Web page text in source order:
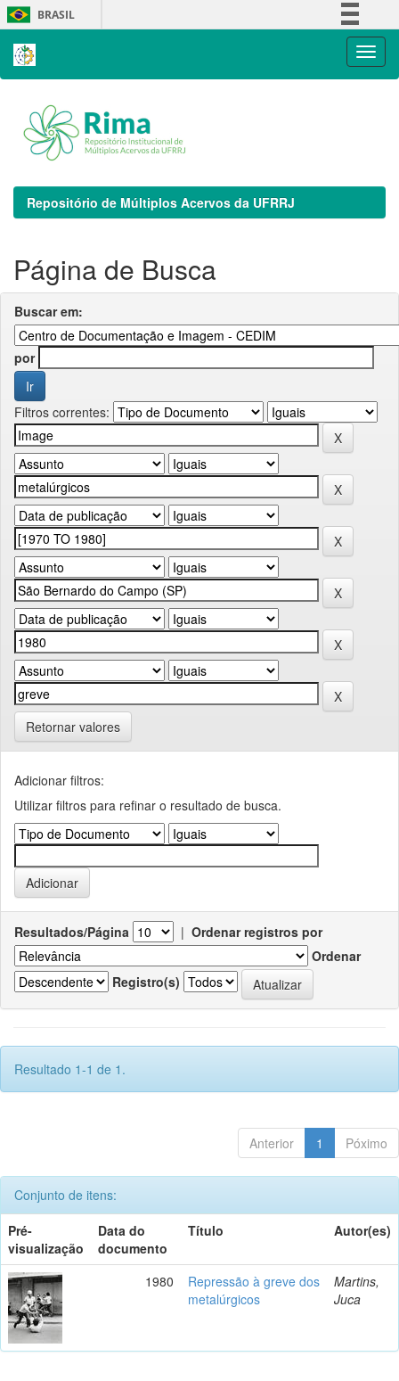
Skip
navigation
BRASIL
Repositório de Múltiplos Acervos da UFRRJ
Página de Busca
Buscar em:
por
Filtros correntes:
Retornar valores
Adicionar filtros:
Utilizar filtros para refinar o resultado de busca.
Resultados/Página | Ordenar registros por
Ordenar
Registro(s)
Resultado 1-1 de 1.
Anterior 1 Póximo
Conjunto de itens:
Pré-
visualização
Data do
documento
Título Autor(es)
1980
Repressão à greve dos
metalúrgicos
Martins,
Juca